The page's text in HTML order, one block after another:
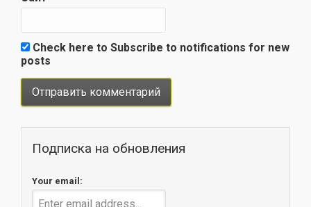
Check here to Subscribe to notifications for new
posts
Подписка на обновления
Your email: